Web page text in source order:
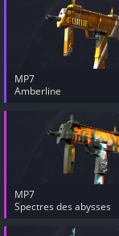
MP7
Amberline
MP7
Spectres des abysses